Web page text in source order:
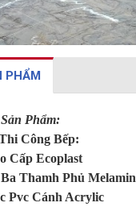
PHẨM
Phẩm:
Công Bếp:
Cấp Ecoplast
Thamh Phủ Melamin
Pvc Cánh Acrylic